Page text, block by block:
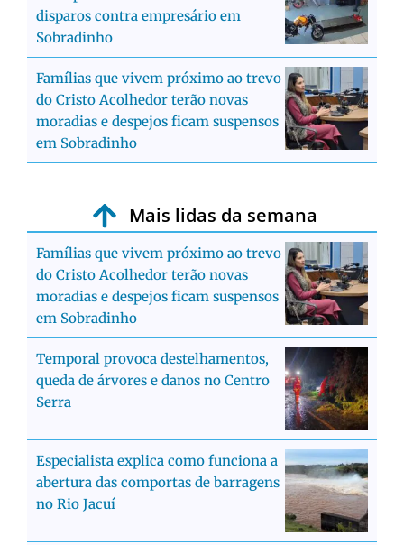
disparos contra empresário em
Sobradinho
Famílias que vivem próximo ao trevo
do Cristo Acolhedor terão novas
moradias e despejos ficam suspensos
em Sobradinho
Mais lidas da semana
Famílias que vivem próximo ao trevo
do Cristo Acolhedor terão novas
moradias e despejos ficam suspensos
em Sobradinho
Temporal provoca destelhamentos,
queda de árvores e danos no Centro
Serra
Especialista explica como funciona a
abertura das comportas de barragens
no Rio Jacuí